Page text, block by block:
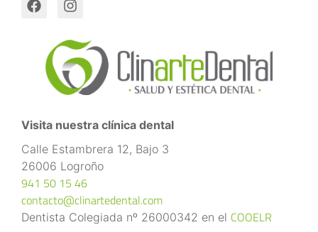
Visita nuestra clínica dental
Calle Estambrera 12, Bajo 3
26006 Logroño
941 50 15 46
contacto@clinartedental.com
Dentista Colegiada nº 26000342 en el COOELR